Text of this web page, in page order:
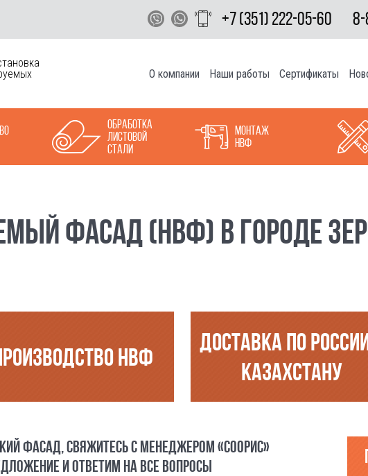
+7 (351) 222-05-60
О компании Наши работы Сертификаты
Обработка
листовой
стали
Монтаж
НВФ
ФАСАД (НВФ) В ГОРОДЕ
НВФ
ДОСТАВКА ПО
КАЗАХСТАНУ
ФАСАД, СВЯЖИТЕСЬ С МЕНЕДЖЕРОМ «СООРИС»
И ОТВЕТИМ НА ВСЕ ВОПРОСЫ